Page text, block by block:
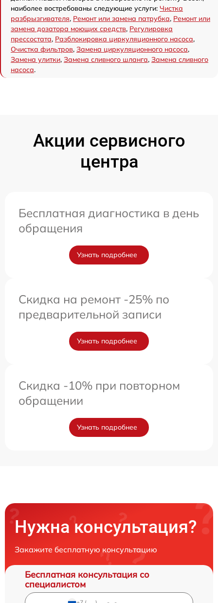
наиболее востребованы следующие услуги: Чистка
разбрызгивателя, Ремонт или замена патрубка, Ремонт или
замена дозатора моющих средств, Регулировка
прессостата, Разблокировка циркуляционного насоса,
Очистка фильтров, Замена циркуляционного насоса,
Замена улитки, Замена сливного шланга, Замена сливного
насоса.
Акции сервисного
центра
Бесплатная диагностика в день
обращения
Узнать подробнее
Скидка на ремонт -25% по
предварительной записи
Узнать подробнее
Скидка -10% при повторном
обращении
Узнать подробнее
Нужна консультация?
Закажите бесплатную консультацию
Бесплатная консультация со
специалистом